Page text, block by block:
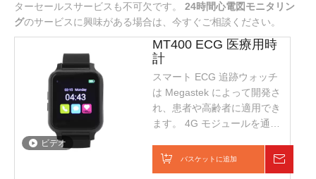
ターセールスサービスも不可欠です。 24時間心電図モニタリン
グのサービスに興味がある場合は、今すぐご相談ください。
ビデオ
MT400 ECG 医療用時
計
スマート ECG 追跡ウォッチ
は Megastek によって開発さ
れ、患者や高齢者に適用でき
ます。 4G モジュールを通じ
数のデータをリアルタイムで
バスケットに追加